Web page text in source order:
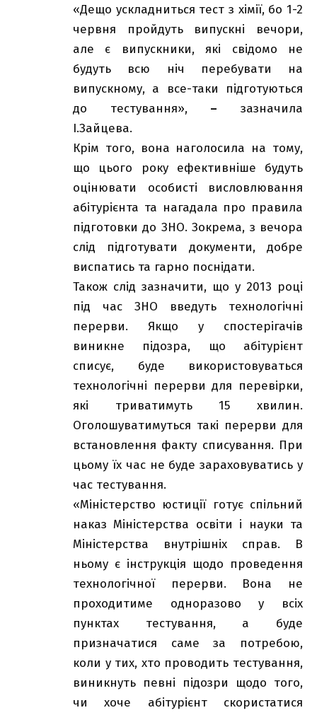
«Дещо ускладниться тест з хімії, бо 1-2
червня пройдуть випускні вечори,
але є випускники, які свідомо не
будуть всю ніч перебувати на
випускному, а все-таки підготуються
до тестування», – зазначила
І.Зайцева.
Крім того, вона наголосила на тому,
що цього року ефективніше будуть
оцінювати особисті висловлювання
абітурієнта та нагадала про правила
підготовки до ЗНО. Зокрема, з вечора
слід підготувати документи, добре
виспатись та гарно поснідати.
Також слід зазначити, що у 2013 році
під час ЗНО введуть технологічні
перерви. Якщо у спостерігачів
виникне підозра, що абітурієнт
списує, буде використовуваться
технологічні перерви для перевірки,
які триватимуть 15 хвилин.
Оголошуватимуться такі перерви для
встановлення факту списування. При
цьому їх час не буде зараховуватись у
час тестування.
«Міністерство юстиції готує спільний
наказ Міністерства освіти і науки та
Міністерства внутрішніх справ. В
ньому є інструкція щодо проведення
технологічної перерви. Вона не
проходитиме одноразово у всіх
пунктах тестування, а буде
призначатися саме за потребою,
коли у тих, хто проводить тестування,
виникнуть певні підозри щодо того,
чи хоче абітурієнт скористатися